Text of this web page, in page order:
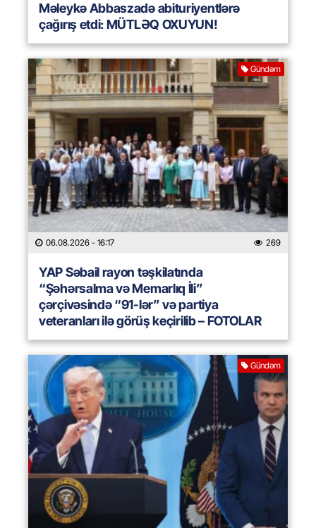
Məleykə Abbaszadə abituriyentlərə
çağırış etdi: MÜTLƏQ OXUYUN!
Gündəm
06.08.2026 - 16:17 269
YAP Səbail rayon təşkilatında
“Şəhərsalma və Memarlıq İli”
çərçivəsində “91-lər” və partiya
veteranları ilə görüş keçirilib – FOTOLAR
Gündəm